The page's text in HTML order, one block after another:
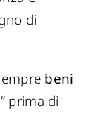
di
beni
prima di